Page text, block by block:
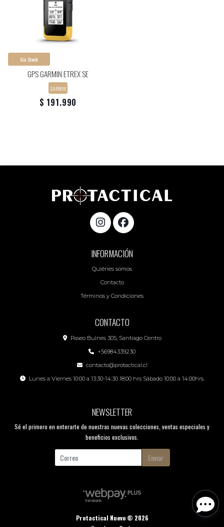
Sin Stock
GPS GARMIN ETREX SE
GARMIN
$ 191.990
INFORMACIÓN
Quiénes somos
Contacto
Términos y Condiciones
CONTACTO
Paseo Bulnes 305, Santiago Centro
+56984339230
contacto@protactical.cl
Lunes a Viernes 10:00 a 13:30-14:30 18:00 hrs Sábado 10:00 a 14:00hrs.
NEWSLETTER
Sé el primero en enterarte de nuestras nuevas colecciones, ventas especiales y
beneficios exclusivos.
Enviar
Protactical Nuevo © 2026